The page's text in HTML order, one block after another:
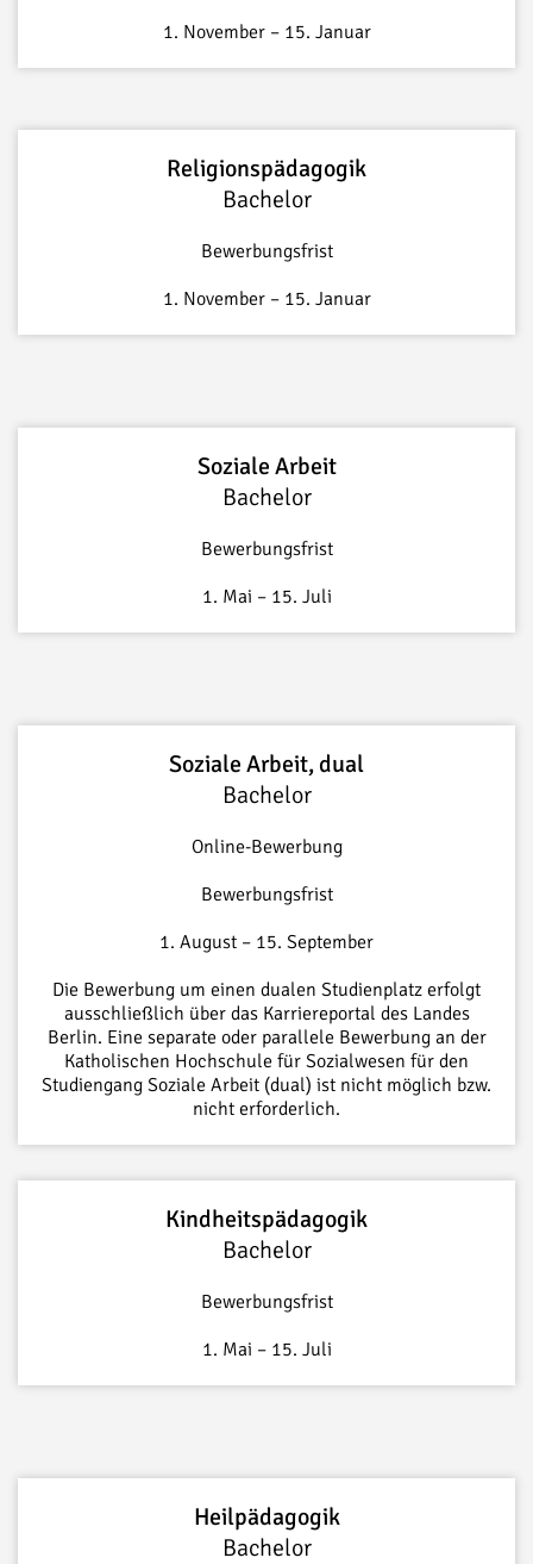
1. November – 15. Januar
Religionspädagogik
Bachelor
Bewerbungsfrist
1. November – 15. Januar
Soziale Arbeit
Bachelor
Bewerbungsfrist
1. Mai – 15. Juli
Soziale Arbeit, dual
Bachelor
Online-Bewerbung
Bewerbungsfrist
1. August – 15. September
Die Bewerbung um einen dualen Studienplatz erfolgt
ausschließlich über das Karriereportal des Landes
Berlin. Eine separate oder parallele Bewerbung an der
Katholischen Hochschule für Sozialwesen für den
Studiengang Soziale Arbeit (dual) ist nicht möglich bzw.
nicht erforderlich.
Kindheitspädagogik
Bachelor
Bewerbungsfrist
1. Mai – 15. Juli
Heilpädagogik
Bachelor